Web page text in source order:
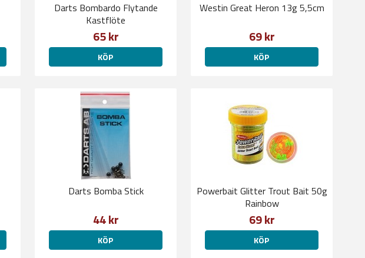
Darts Bombardo Flytande
Kastflöte
65 kr
KÖP
Westin Great Heron 13g 5,5cm
69 kr
KÖP
Darts Bomba Stick
44 kr
KÖP
Powerbait Glitter Trout Bait 50g
Rainbow
69 kr
KÖP